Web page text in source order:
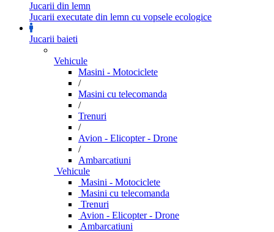
Jucarii din lemn
Jucarii executate din lemn cu vopsele ecologice
Jucarii baieti
Vehicule
Masini - Motociclete
/
Masini cu telecomanda
/
Trenuri
/
Avion - Elicopter - Drone
/
Ambarcatiuni
Vehicule
Masini - Motociclete
Masini cu telecomanda
Trenuri
Avion - Elicopter - Drone
Ambarcatiuni